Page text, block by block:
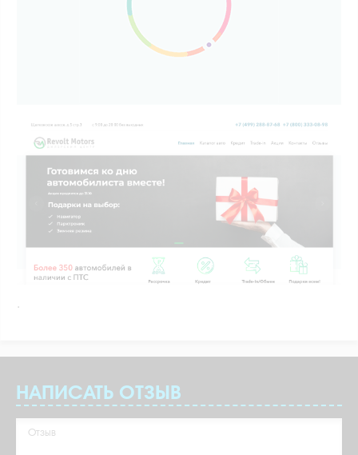
.
НАПИСАТЬ ОТЗЫВ